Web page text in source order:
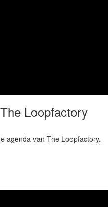
Loopfactory
agenda van The Loopfactory.